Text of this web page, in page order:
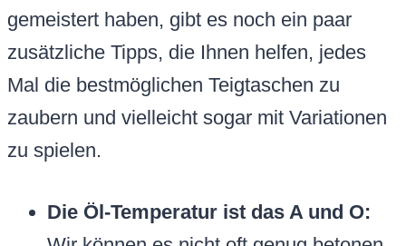
gemeistert haben, gibt es noch ein paar
zusätzliche Tipps, die Ihnen helfen, jedes
Mal die bestmöglichen Teigtaschen zu
zaubern und vielleicht sogar mit Variationen
zu spielen.
Die Öl-Temperatur ist das A und O: